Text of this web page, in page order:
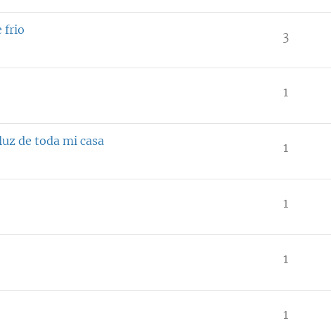
frio 3
1
de toda mi casa 1
1
1
1